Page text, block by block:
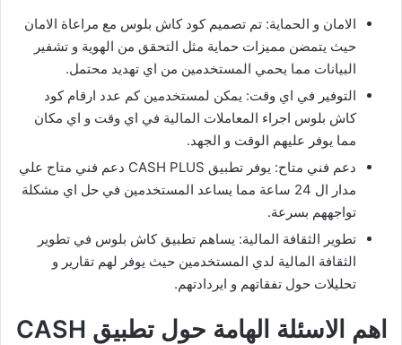
الامان و الحماية: تم تصميم كود كاش بلوس مع مراعاة الامان
حيث يتمضن مميزات حماية مثل التحقق من الهوية و تشفير
البيانات مما يحمي المستخدمين من اي تهديد محتمل.
التوفير في اي وقت: يمكن لمستخدمين كم عدد ارقام كود
كاش بلوس اجراء المعاملات المالية في اي وقت و اي مكان
مما يوفر عليهم الوقت و الجهد.
دعم فني متاح: يوفر تطبيق CASH PLUS دعم فني متاح علي
مدار ال 24 ساعة مما يساعد المستخدمين في حل اي مشكلة
تواجههم بسرعة.
تطوير الثقافة المالية: يساهم تطبيق كاش بلوس في تطوير
الثقافة المالية لدي المستخدمين حيث يوفر لهم تقارير و
تحليلات حول تفقاتهم و ايردادتهم.
اهم الاسئلة الهامة حول تطبيق CASH